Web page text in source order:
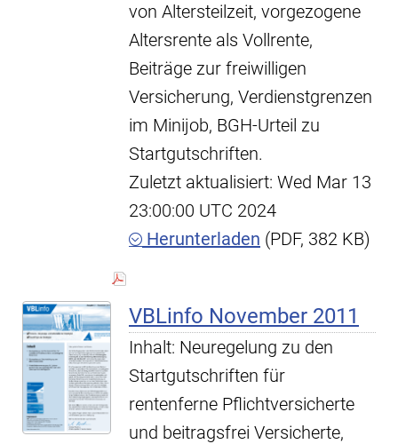
von Altersteilzeit, vorgezogene
Altersrente als Vollrente,
Beiträge zur freiwilligen
Versicherung, Verdienstgrenzen
im Minijob, BGH-Urteil zu
Startgutschriften.
Zuletzt aktualisiert: Wed Mar 13
23:00:00 UTC 2024
Herunterladen (PDF, 382 KB)
VBLinfo November 2011
Inhalt: Neuregelung zu den
Startgutschriften für
rentenferne Pflichtversicherte
und beitragsfrei Versicherte,